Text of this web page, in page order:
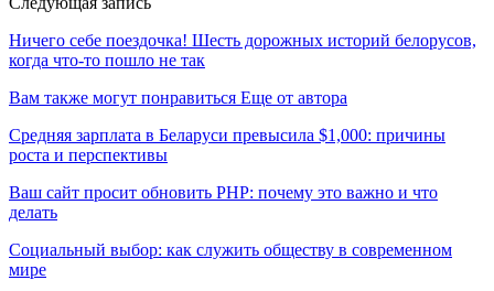
Ничего себе поездочка! Шесть дорожных историй белорусов,
когда что-то пошло не так
Вам также могут понравиться Еще от автора
Средняя зарплата в Беларуси превысила $1,000: причины
роста и перспективы
Ваш сайт просит обновить PHP: почему это важно и что
делать
Социальный выбор: как служить обществу в современном
мире